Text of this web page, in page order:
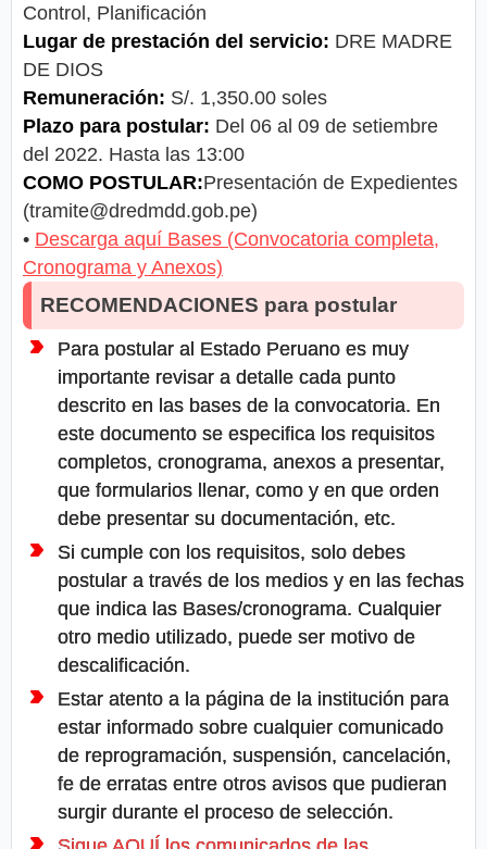
Control, Planificación
Lugar de prestación del servicio: DRE MADRE
DE DIOS
Remuneración: S/. 1,350.00 soles
Plazo para postular: Del 06 al 09 de setiembre
del 2022. Hasta las 13:00
COMO POSTULAR:Presentación de Expedientes
(tramite@dredmdd.gob.pe)
• Descarga aquí Bases (Convocatoria completa,
Cronograma y Anexos)
RECOMENDACIONES para postular
Para postular al Estado Peruano es muy
importante revisar a detalle cada punto
descrito en las bases de la convocatoria. En
este documento se especifica los requisitos
completos, cronograma, anexos a presentar,
que formularios llenar, como y en que orden
debe presentar su documentación, etc.
Si cumple con los requisitos, solo debes
postular a través de los medios y en las fechas
que indica las Bases/cronograma. Cualquier
otro medio utilizado, puede ser motivo de
descalificación.
Estar atento a la página de la institución para
estar informado sobre cualquier comunicado
de reprogramación, suspensión, cancelación,
fe de erratas entre otros avisos que pudieran
surgir durante el proceso de selección.